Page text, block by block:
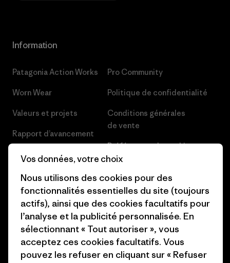
Information
Patagonia Action Works
Worn Wear
Valeurs et projets
Rapport d’avancement
Business Unusual
Objectifs climatiques
1% For The Planet
Comment nous finançons
Nos magasins
Pro Community
Politique de confidentialité
Conditions générales
de vente
Préférences de cookie
Presse et media
Industry program
Programme d’affiliation
Patagonia France Plan du site
Vos données, votre choix
Nous utilisons des cookies pour des
fonctionnalités essentielles du site (toujours
actifs), ainsi que des cookies facultatifs pour
l’analyse et la publicité personnalisée. En
sélectionnant « Tout autoriser », vous
acceptez ces cookies facultatifs. Vous
pouvez les refuser en cliquant sur « Refuser